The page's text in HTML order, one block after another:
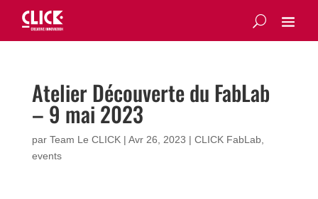
Atelier Découverte du FabLab
– 9 mai 2023
par Team Le CLICK| Avr 26, 2023 | CLICK FabLab,
events